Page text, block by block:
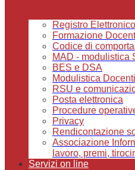
Registro Elettronico
Formazione
Codice di
MAD - modulistica
BES e DSA
Modulistica
RSU e
Posta elettronica
Procedure
Privacy
Rendicontazione
Associazione
lavoro, premi,
Servizi on line